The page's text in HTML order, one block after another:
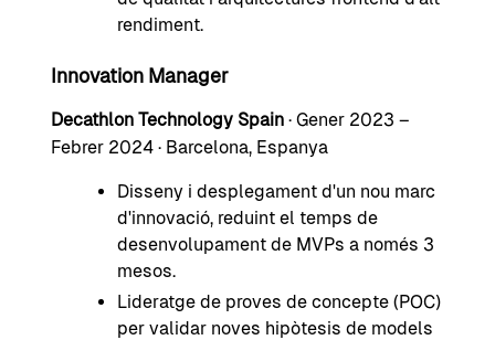
rendiment.
Innovation Manager
Decathlon Technology Spain · Gener 2023 –
Febrer 2024 · Barcelona, Espanya
Disseny i desplegament d'un nou marc
d'innovació, reduint el temps de
desenvolupament de MVPs a només 3
mesos.
Lideratge de proves de concepte (POC)
per validar noves hipòtesis de models